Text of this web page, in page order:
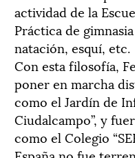
actividad de la
Práctica de
natación, esquí, etc.
Con esta filosofía,
poner en marcha
como el Jardín de
Ciudalcampo”, y
como el Colegio